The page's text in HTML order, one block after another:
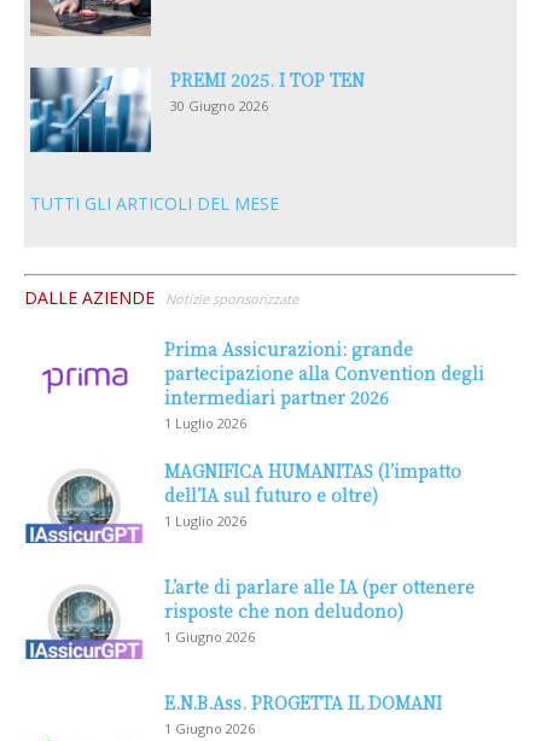
PREMI 2025. I TOP TEN
30 Giugno 2026
TUTTI GLI ARTICOLI DEL MESE
DALLE AZIENDE Notizie sponsorizzate
Prima Assicurazioni: grande
partecipazione alla Convention degli
intermediari partner 2026
1 Luglio 2026
MAGNIFICA HUMANITAS (l’impatto
dell’IA sul futuro e oltre)
1 Luglio 2026
L’arte di parlare alle IA (per ottenere
risposte che non deludono)
1 Giugno 2026
E.N.B.Ass. PROGETTA IL DOMANI
1 Giugno 2026